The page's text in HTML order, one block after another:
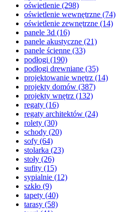
oświetlenie (298)
oświetlenie wewnętrzne (74)
oświetlenie zewnętrzne (14)
panele 3d (16)
panele akustyczne (21)
panele ścienne (33)
podłogi (190)
podłogi drewniane (35)
projektowanie wnętrz (14)
projekty domów (387)
projekty wnętrz (132)
regaty (16)
regaty architektów (24)
rolety (30)
schody (20)
sofy (64)
stolarka (23)
stoły (26)
sufity (15)
sypialnie (12)
szkło (9)
tapety (40)
tarasy (58)